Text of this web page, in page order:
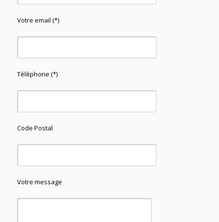
Votre email (*)
Téléphone (*)
Code Postal
Votre message